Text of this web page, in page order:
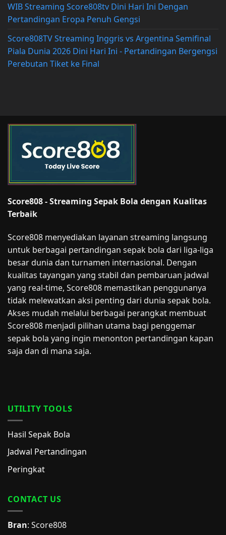
WIB Streaming Score808tv Dini Hari Ini Dengan
Pertandingan Eropa Penuh Gengsi
Score808TV Streaming Inggris vs Argentina Semifinal
Piala Dunia 2026 Dini Hari Ini - Pertandingan Bergengsi
Perebutan Tiket ke Final
Score808 - Streaming Sepak Bola dengan Kualitas
Terbaik
Score808 menyediakan layanan streaming langsung
untuk berbagai pertandingan sepak bola dari liga-liga
besar dunia dan turnamen internasional. Dengan
kualitas tayangan yang stabil dan pembaruan jadwal
yang real-time, Score808 memastikan penggunanya
tidak melewatkan aksi penting dari dunia sepak bola.
Akses mudah melalui berbagai perangkat membuat
Score808 menjadi pilihan utama bagi penggemar
sepak bola yang ingin menonton pertandingan kapan
saja dan di mana saja.
UTILITY TOOLS
Hasil Sepak Bola
Jadwal Pertandingan
Peringkat
CONTACT US
Bran: Score808